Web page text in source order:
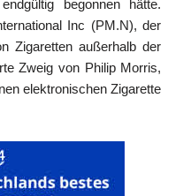
begonnen hätte.
Inc (PM.N), der
Zigaretten außerhalb der
Zweig von Philip Morris,
elektronischen Zigarette